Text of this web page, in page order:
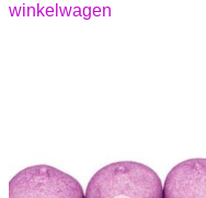
winkelwagen